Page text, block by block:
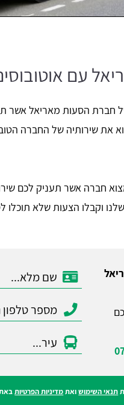
עם
של חברת הסעות מאריאל אשר
את שירותיה של החברה
חברה אשר תעניק לכם
וקבלו הצעות שלא תוכלו
תנאי השימושואתמדיניות הפרטיות